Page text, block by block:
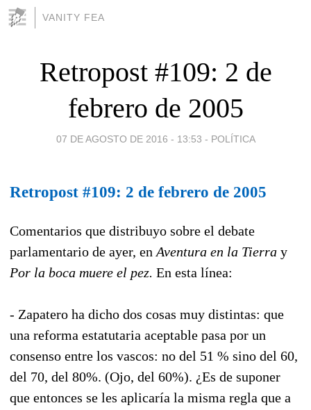
VANITY FEA
Retropost #109: 2 de
febrero de 2005
07 DE AGOSTO DE 2016 - 13:53 - POLÍTICA
Retropost #109: 2 de febrero de 2005
Comentarios que distribuyo sobre el debate
parlamentario de ayer, en Aventura en la Tierra y
Por la boca muere el pez. En esta línea:
- Zapatero ha dicho dos cosas muy distintas: que
una reforma estatutaria aceptable pasa por un
consenso entre los vascos: no del 51 % sino del 60,
del 70, del 80%. (Ojo, del 60%). ¿Es de suponer
que entonces se les aplicaría la misma regla que a